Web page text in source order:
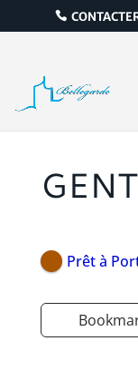
Prêt à